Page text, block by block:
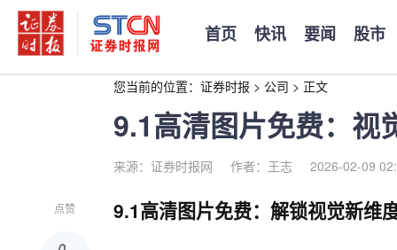
首页 快讯 要闻 股市
您当前的位置： 证券时报 > 公司 > 正文
9.1高清图片免费：视
来源：证券时报网 作者：王志 2026-02-09
点赞 9.1高清图片免费：解锁视觉新维